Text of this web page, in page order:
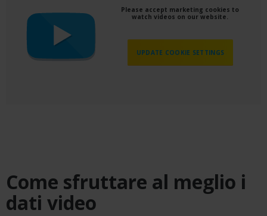
Please accept marketing cookies to
watch videos on our website.
UPDATE COOKIE SETTINGS
Come sfruttare al meglio i
dati video